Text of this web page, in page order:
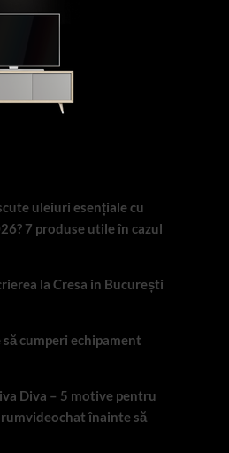
uleiuri esențiale cu
7 produse utile în cazul
la Cresa in București
cumperi echipament
Diva – 5 motive pentru
înainte să